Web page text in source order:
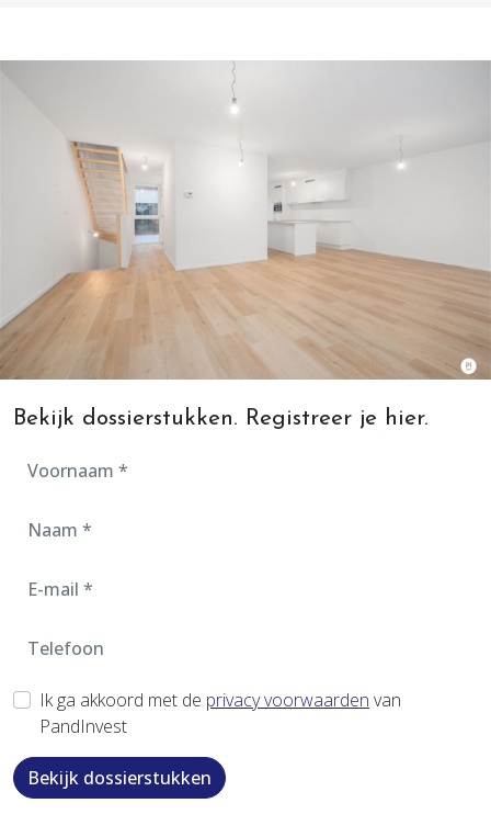
Bekijk dossierstukken. Registreer je hier.
Ik ga akkoord met de privacy voorwaarden van
PandInvest
Bekijk dossierstukken